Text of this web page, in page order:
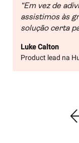
“Em vez de
assistimos às
solução certa
Luke Calton
Product lead na